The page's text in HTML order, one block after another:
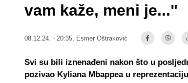
vam kaže, meni je..."
08.12.24. - 20:35, Esmer Oštraković
Svi su bili iznenađeni nakon što u
pozivao Kyliana Mbappea u